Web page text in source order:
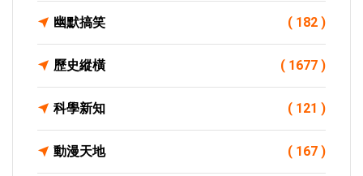
幽默搞笑 ( 182 )
歷史縱橫 ( 1677 )
科學新知 ( 121 )
動漫天地 ( 167 )